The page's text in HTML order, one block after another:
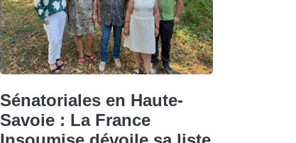
Sénatoriales en Haute-
Savoie : La France